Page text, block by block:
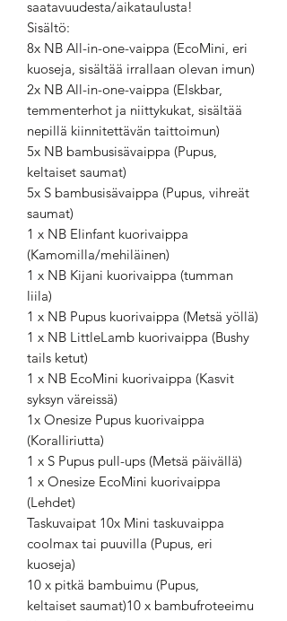
saatavuudesta/aikataulusta!
Sisältö:
8x NB All-in-one-vaippa (EcoMini, eri
kuoseja, sisältää irrallaan olevan imun)
2x NB All-in-one-vaippa (Elskbar,
temmenterhot ja niittykukat, sisältää
nepillä kiinnitettävän taittoimun)
5x NB bambusisävaippa (Pupus,
keltaiset saumat)
5x S bambusisävaippa (Pupus, vihreät
saumat)
1 x NB Elinfant kuorivaippa
(Kamomilla/mehiläinen)
1 x NB Kijani kuorivaippa (tumman
liila)
1 x NB Pupus kuorivaippa (Metsä yöllä)
1 x NB LittleLamb kuorivaippa (Bushy
tails ketut)
1 x NB EcoMini kuorivaippa (Kasvit
syksyn väreissä)
1x Onesize Pupus kuorivaippa
(Koralliriutta)
1 x S Pupus pull-ups (Metsä päivällä)
1 x Onesize EcoMini kuorivaippa
(Lehdet)
Taskuvaipat 10x Mini taskuvaippa
coolmax tai puuvilla (Pupus, eri
kuoseja)
10 x pitkä bambuimu (Pupus,
keltaiset saumat)10 x bambufroteeimu